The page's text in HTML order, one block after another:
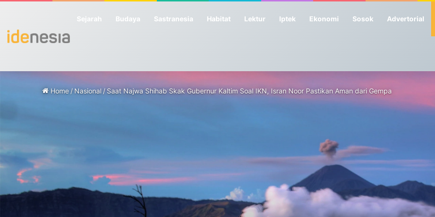
Sejarah Budaya Sastranesia Habitat Lektur Iptek Ekonomi Sosok Advertorial
Home /Nasional /Saat Najwa Shihab Skak Gubernur Kaltim Soal IKN, Isran Noor Pastikan Aman dari Gempa